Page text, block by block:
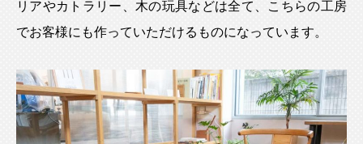
リアやカトラリー、木の玩具などは全て、こちらの工房
でお客様にも作っていただけるものになっています。